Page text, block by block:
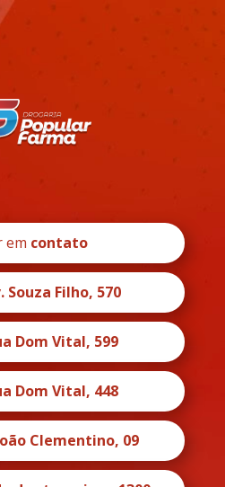
em contato
Souza Filho, 570
Dom Vital, 599
Dom Vital, 448
Clementino, 09